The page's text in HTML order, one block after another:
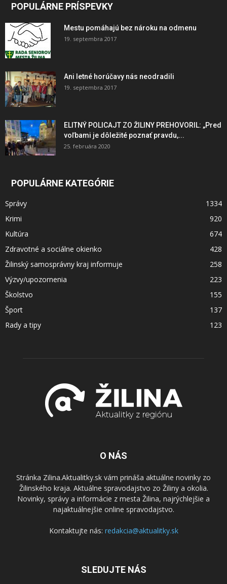
POPULÁRNE PRÍSPEVKY
Mestu pomáhajú bez nároku na odmenu
19. septembra 2017
Ani letné horúčavy nás neodradili
19. septembra 2017
ELITNÝ POLICAJT ZO ŽILINY PREHOVORIL: „Pred
voľbami je dôležité poznať pravdu,...
25. februára 2020
POPULÁRNE KATEGÓRIE
Správy
1334
Krimi
920
Kultúra
674
Zdravotné a sociálne okienko
428
Žilinský samosprávny kraj informuje
258
Výzvy/upozornenia
223
Školstvo
155
Šport
137
Rady a tipy
123
O NÁS
Stránka Zilina.Aktualitky.sk vám prináša aktuálne novinky zo
Žilinského kraja. Aktuálne spravodajstvo zo Žiliny a okolia.
Novinky, správy a informácie z mesta Žilina, najrýchlejšie a
najaktuálnejšie online spravodajstvo.
Kontaktujte nás: redakcia@aktualitky.sk
SLEDUJTE NÁS